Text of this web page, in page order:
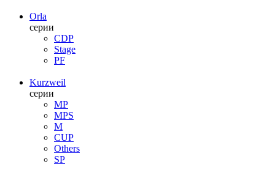
Orla
серии
CDP
Stage
PF
Kurzweil
серии
MP
MPS
M
CUP
Others
SP